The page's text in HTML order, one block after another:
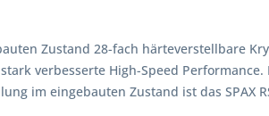
Zustand 28-fach härteverstellbare
verbesserte High-Speed
im eingebauten Zustand ist das SPAX